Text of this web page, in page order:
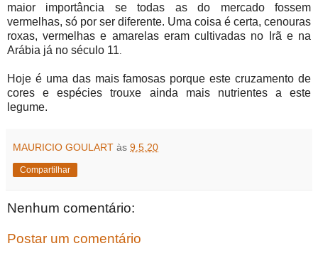
maior importância se todas as do mercado fossem
vermelhas, só por ser diferente. Uma coisa é certa, cenouras
roxas, vermelhas e amarelas eram cultivadas no Irã e na
Arábia já no século 11
Hoje é uma das mais famosas porque este cruzamento de
cores e espécies trouxe ainda mais nutrientes a este
legume.
MAURICIO GOULART às 9.5.20
Compartilhar
Nenhum comentário:
Postar um comentário